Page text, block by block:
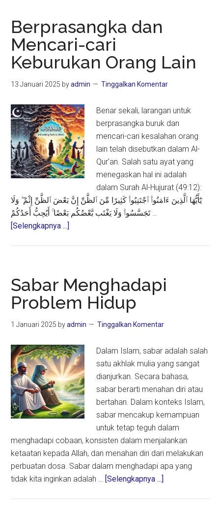
Berprasangka dan
Mencari-cari
Keburukan Orang Lain
13 Januari 2025 byadmin Tinggalkan Komentar
Benar sekali, larangan untuk
berprasangka buruk dan
mencari-cari kesalahan orang
lain telah disebutkan dalam Al-
Qur'an. Salah satu ayat yang
menegaskan hal ini adalah
dalam Surah Al-Hujurat (49:12):
يَٰٓأَيُّهَا ٱلَّذِينَ ءَامَنُوا۟ ٱجْتَنِبُوا۟ كَثِيرًا مِّنَ ٱلظَّنِّ إِنَّ بَعْضَ ٱلظَّنِّ إِثْمٌ ۖ وَلَا
تَجَسَّسُوا۟ وَلَا يَغْتَب بَّعْضُكُم بَعْضًا ۚ أَيُحِبُّ أَحَدُكُمْ …
[Selengkapnya ...]
cari
Keburukan
Orang
Sabar Menghadapi
Problem Hidup
1 Januari 2025 byadmin Tinggalkan Komentar
Dalam Islam, sabar adalah salah
satu akhlak mulia yang sangat
dianjurkan. Secara bahasa,
sabar berarti menahan diri atau
bertahan. Dalam konteks Islam,
sabar mencakup kemampuan
untuk tetap teguh dalam
menghadapi cobaan, konsisten dalam menjalankan
ketaatan kepada Allah, dan menahan diri dari melakukan
perbuatan dosa. Sabar dalam menghadapi apa yang
tidak kita inginkan adalah … [Selengkapnya ...]